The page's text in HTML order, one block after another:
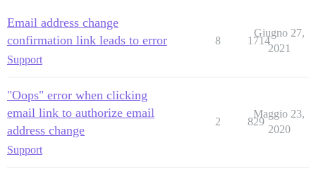
Email address change
confirmation link leads to error
Support
8 1714
Giugno 27,
2021
"Oops" error when clicking
email link to authorize email
address change
Support
2 829
Maggio 23,
2020